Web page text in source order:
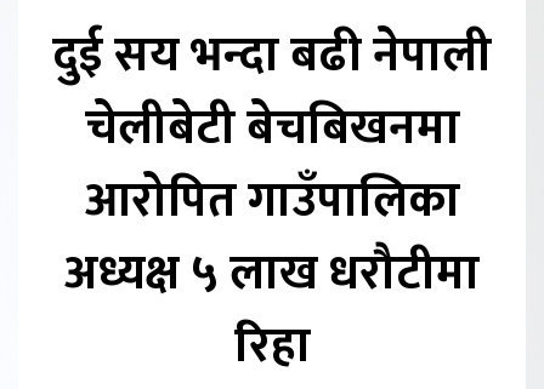
दुई सय भन्दा बढी नेपाली
चेलीबेटी बेचबिखनमा
आरोपित गाउँपालिका
अध्यक्ष ५ लाख धरौटीमा
रिहा